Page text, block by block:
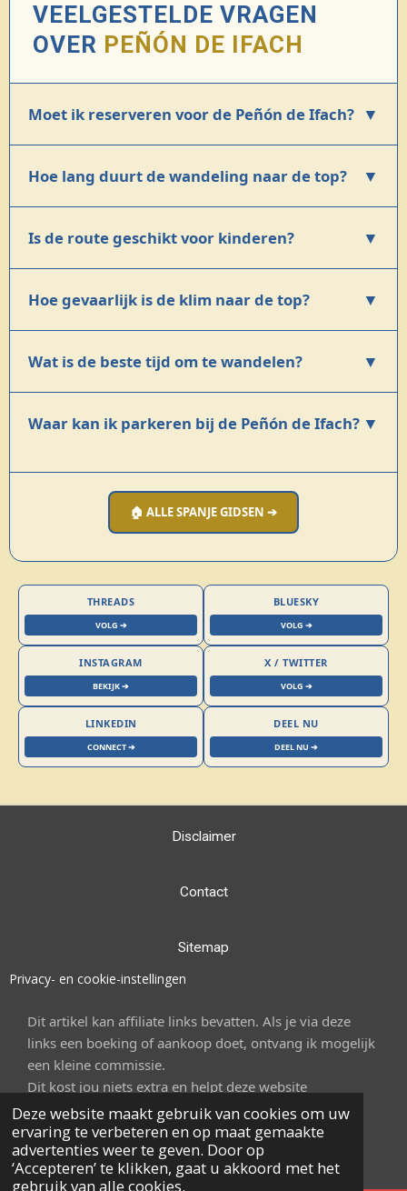
Deze website maakt gebruik van cookies om uw
ervaring te verbeteren en op maat gemaakte
advertenties weer te geven. Door op
‘Accepteren’ te klikken, gaat u akkoord met het
gebruik van alle cookies.
VEELGESTELDE VRAGEN
OVER PEÑÓN DE IFACH
Moet ik reserveren voor de Peñón de Ifach? ▼
Hoe lang duurt de wandeling naar de top? ▼
Is de route geschikt voor kinderen? ▼
Hoe gevaarlijk is de klim naar de top? ▼
Wat is de beste tijd om te wandelen? ▼
Waar kan ik parkeren bij de Peñón de Ifach? ▼
🏠 ALLE SPANJE GIDSEN ➔
THREADS
VOLG ➔
BLUESKY
VOLG ➔
INSTAGRAM
BEKIJK ➔
X / TWITTER
VOLG ➔
LINKEDIN
CONNECT ➔
DEEL NU
DEEL NU ➔
Disclaimer
Contact
Sitemap
Privacy- en cookie-instellingen
Dit artikel kan affiliate links bevatten. Als je via deze
links een boeking of aankoop doet, ontvang ik mogelijk
een kleine commissie.
Dit kost jou niets extra en helpt deze website
onderhouden.
© 2023 Op vakantie naar Spanje
Powered byJouwWeb